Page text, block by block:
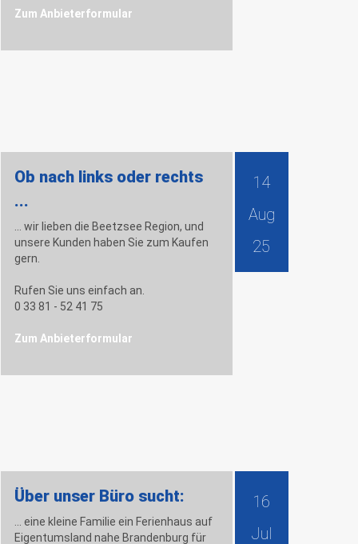
Zum Anbieterformular
14
Aug
25
Ob nach links oder rechts
...
... wir lieben die Beetzsee Region, und
unsere Kunden haben Sie zum Kaufen
gern.
Rufen Sie uns einfach an.
0 33 81 - 52 41 75
Zum Anbieterformular
16
Jul
Über unser Büro sucht:
... eine kleine Familie ein Ferienhaus auf
Eigentumsland nahe Brandenburg für